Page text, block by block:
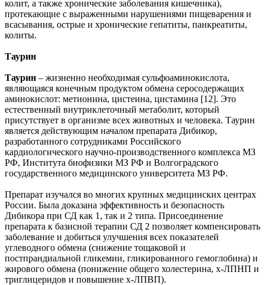
колит, а также хронические заболевания кишечника),
протекающие с выраженными нарушениями пищеварения и
всасывания, острые и хронические гепатиты, панкреатиты,
колиты.
Таурин
Таурин – жизненно необходимая сульфоаминокислота,
являющаяся конечным продуктом обмена серосодержащих
аминокислот: метионина, цистеина, цистамина [12]. Это
естественный внутриклеточный метаболит, который
присутствует в организме всех животных и человека. Таурин
является действующим началом препарата Дибикор,
разработанного сотрудниками Российского
кардиологического научно-производственного комплекса МЗ
РФ, Института биофизики МЗ РФ и Волгоградского
государственного медицинского университета МЗ РФ.
Препарат изучался во многих крупных медицинских центрах
России. Была доказана эффективность и безопасность
Дибикора при СД как 1, так и 2 типа. Присоединение
препарата к базисной терапии СД 2 позволяет компенсировать
заболевание и добиться улучшения всех показателей
углеводного обмена (снижение тощаковой и
постпрандиальной гликемии, гликированного гемоглобина) и
жирового обмена (понижение общего холестерина, х-ЛПНП и
триглицеридов и повышение х-ЛПВП).